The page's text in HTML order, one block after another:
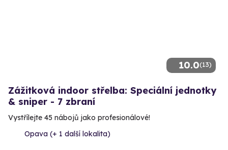
10.0(13)
Zážitková indoor střelba: Speciální jednotky
& sniper - 7 zbraní
Vystřílejte 45 nábojů jako profesionálové!
Opava (+ 1 další lokalita)